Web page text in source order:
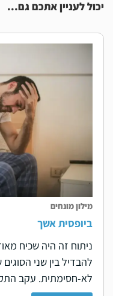
יכול לעניין אתכם גם...
מילון מונחים
ביופסית אשך
ניתוח זה היה שכיח
להבדיל בין שני
לא-חסימתית. עקב